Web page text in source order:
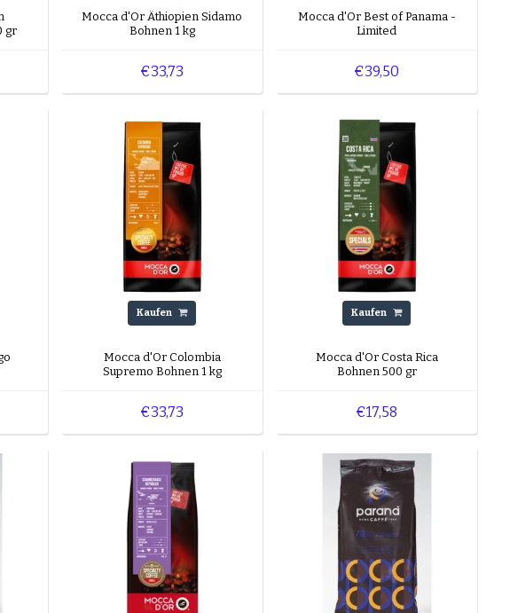
Sie eine Welt voller lebendiger
gr
Mocca d'Or Äthiopien Sidamo
Bohnen 1 kg
€33,73
Mocca d'Or Best of Panama -
Limited
€39,50
Kaufen
Mocca d'Or Colombia
Supremo Bohnen 1 kg
€33,73
Kaufen
Mocca d'Or Costa Rica
Bohnen 500 gr
€17,58